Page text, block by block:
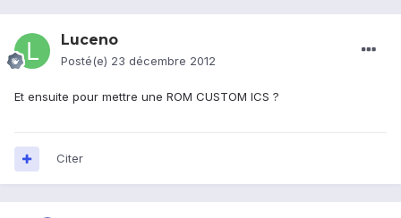
Luceno
Posté(e) 23 décembre 2012
Et ensuite pour mettre une ROM CUSTOM ICS ?
Citer